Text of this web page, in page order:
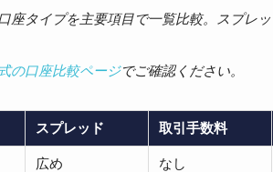
座タイプを主要項目で一覧比較。スプレ
の口座比較ページでご確認ください。
スプレッド 取引手数料
広め なし